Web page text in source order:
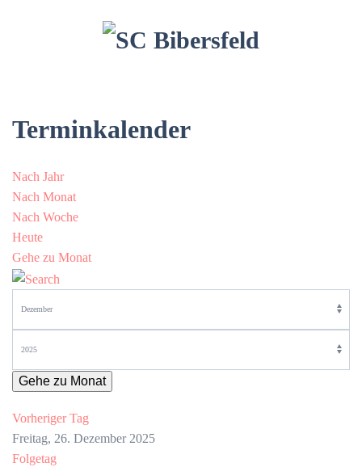
Terminkalender
Nach Jahr
Nach Monat
Nach Woche
Heute
Gehe zu Monat
Gehe zu Monat
Vorheriger Tag
Freitag, 26. Dezember 2025
Folgetag